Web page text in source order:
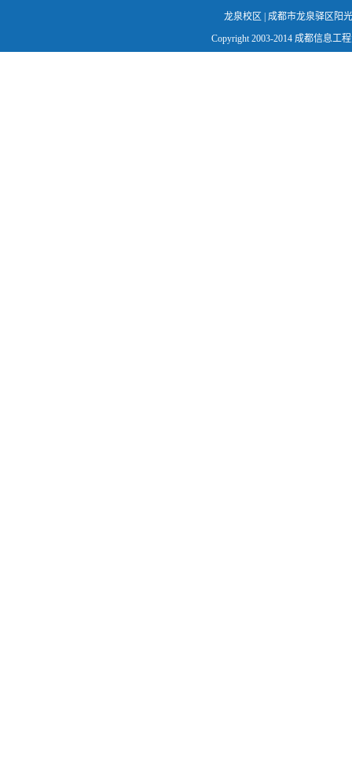
龙泉校区 | 成都市龙泉驿区阳
Copyright 2003-2014 成都信息工